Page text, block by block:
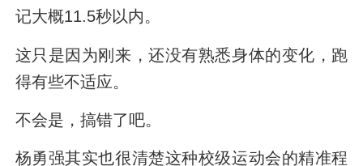
记大概11.5秒以内。
这只是因为刚来，还没有熟悉身体的变化，跑
得有些不适应。
不会是，搞错了吧。
杨勇强其实也很清楚这种校级运动会的精准程